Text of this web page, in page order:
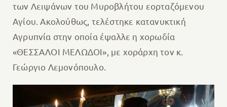
των Λειψάνων του Μυροβλήτου εορταζόμενου
Αγίου. Ακολούθως, τελέστηκε κατανυκτική
Αγρυπνία στην οποία έψαλλε η χορωδία‭
‬«ΘΕΣΣΑΛΟΙ‭ ‬ΜΕΛΩΔΟΙ»,‭ ‬με‭ ‬χοράρχη τον κ.
Γεώργιο Λεμονόπουλο.